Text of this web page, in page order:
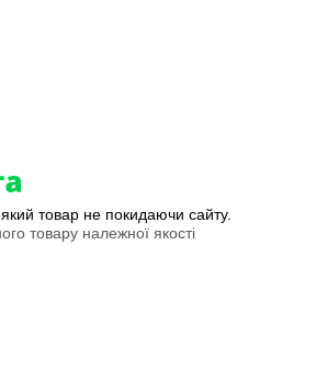
товар не покидаючи сайту.
товару належної якості